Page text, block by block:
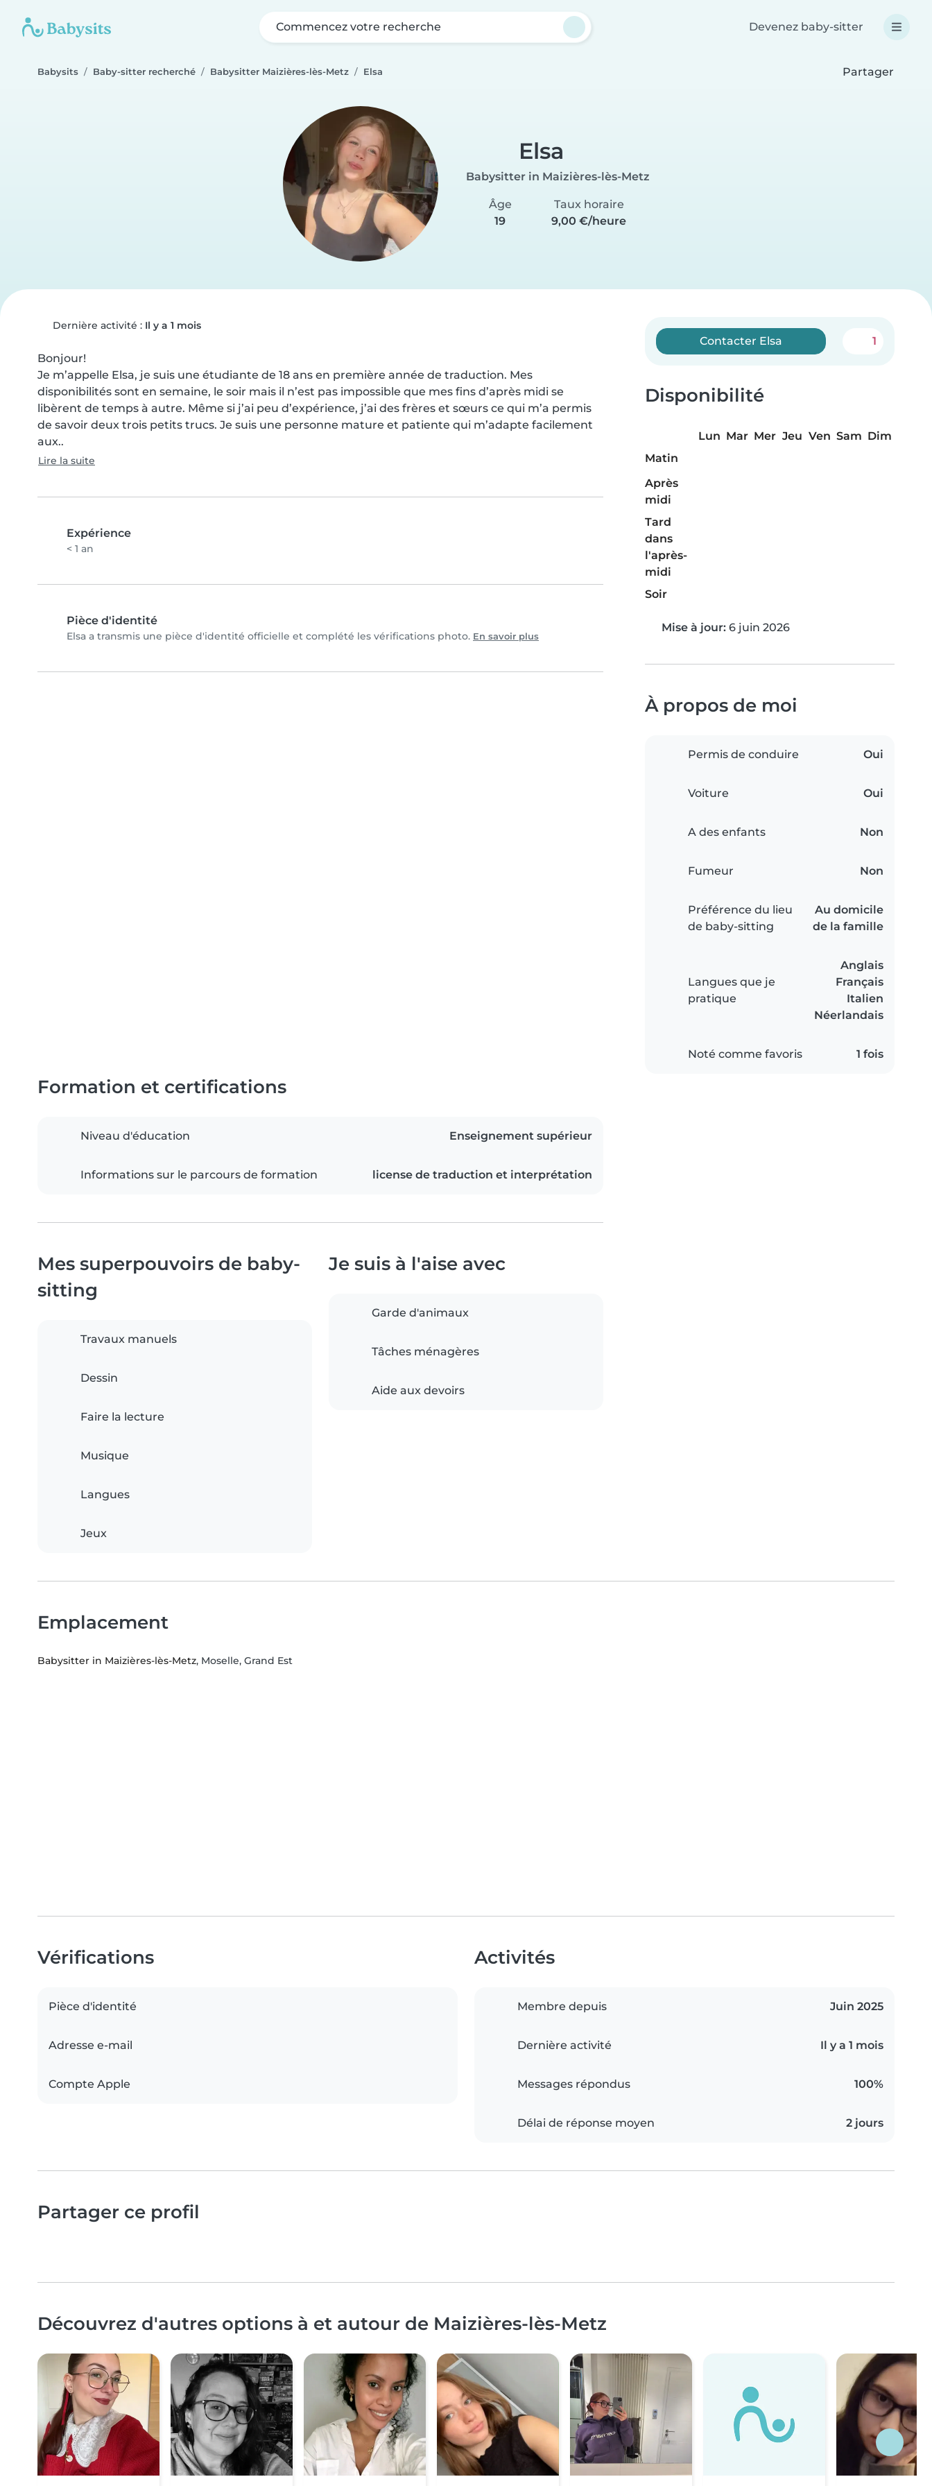
Commencez votre recherche Devenez baby-sitter
Babysits Baby-sitter recherché Babysitter Maizières-lès-Metz Elsa Partager
Elsa
Babysitter in Maizières-lès-Metz
Âge
19
Taux horaire
9,00 €/heure
Dernière activité : Il y a 1 mois
Bonjour!
Je m’appelle Elsa, je suis une étudiante de 18 ans en première année de traduction. Mes
disponibilités sont en semaine, le soir mais il n’est pas impossible que mes fins d’après midi se
libèrent de temps à autre. Même si j’ai peu d’expérience, j’ai des frères et sœurs ce qui m’a permis
de savoir deux trois petits trucs. Je suis une personne mature et patiente qui m’adapte facilement
aux..
Lire la suite
Expérience
< 1 an
Pièce d'identité
Elsa a transmis une pièce d'identité officielle et complété les vérifications photo. En savoir plus
Contacter Elsa 1
Disponibilité
Lun Mar Mer Jeu Ven Sam Dim
Matin
Après
midi
Tard
dans
l'après-
midi
Soir
Mise à jour: 6 juin 2026
À propos de moi
Permis de conduire Oui
Voiture Oui
A des enfants Non
Fumeur Non
Préférence du lieu
de baby-sitting
Au domicile
de la famille
Langues que je
pratique
Anglais
Français
Italien
Néerlandais
Noté comme favoris 1 fois
Formation et certifications
Niveau d'éducation Enseignement supérieur
Informations sur le parcours de formation license de traduction et interprétation
Mes superpouvoirs de baby-
sitting
Travaux manuels
Dessin
Faire la lecture
Musique
Langues
Jeux
Je suis à l'aise avec
Garde d'animaux
Tâches ménagères
Aide aux devoirs
Emplacement
Babysitter in Maizières-lès-Metz, Moselle, Grand Est
Vérifications
Pièce d'identité
Adresse e-mail
Compte Apple
Activités
Membre depuis Juin 2025
Dernière activité Il y a 1 mois
Messages répondus 100%
Délai de réponse moyen 2 jours
Partager ce profil
Découvrez d'autres options à et autour de Maizières-lès-Metz